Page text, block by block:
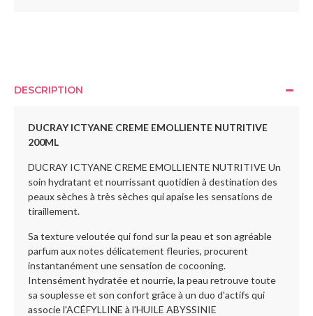
DESCRIPTION
DUCRAY ICTYANE CREME EMOLLIENTE NUTRITIVE
200ML
DUCRAY ICTYANE CREME EMOLLIENTE NUTRITIVE Un
soin hydratant et nourrissant quotidien à destination des
peaux sèches à très sèches qui apaise les sensations de
tiraillement.
Sa texture veloutée qui fond sur la peau et son agréable
parfum aux notes délicatement fleuries, procurent
instantanément une sensation de cocooning.
Intensément hydratée et nourrie, la peau retrouve toute
sa souplesse et son confort grâce à un duo d'actifs qui
associe l'ACÉFYLLINE à l'HUILE ABYSSINIE